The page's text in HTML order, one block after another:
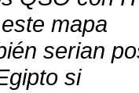
mapa
serian
si